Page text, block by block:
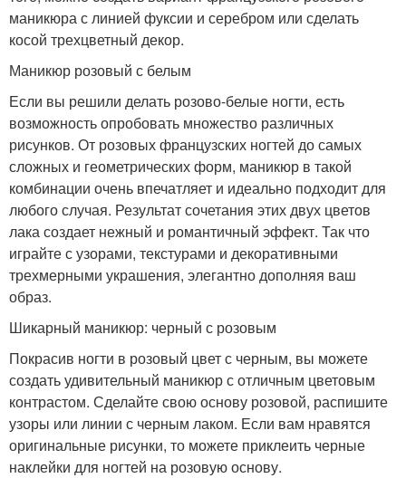
маникюра с линией фуксии и серебром или сделать
косой трехцветный декор.
Маникюр розовый с белым
Если вы решили делать розово-белые ногти, есть
возможность опробовать множество различных
рисунков. От розовых французских ногтей до самых
сложных и геометрических форм, маникюр в такой
комбинации очень впечатляет и идеально подходит для
любого случая. Результат сочетания этих двух цветов
лака создает нежный и романтичный эффект. Так что
играйте с узорами, текстурами и декоративными
трехмерными украшения, элегантно дополняя ваш
образ.
Шикарный маникюр: черный с розовым
Покрасив ногти в розовый цвет с черным, вы можете
создать удивительный маникюр с отличным цветовым
контрастом. Сделайте свою основу розовой, распишите
узоры или линии с черным лаком. Если вам нравятся
оригинальные рисунки, то можете приклеить черные
наклейки для ногтей на розовую основу.